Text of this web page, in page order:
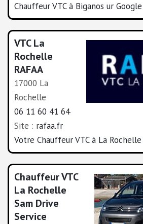
Chauffeur VTC à Biganos ur
VTC La
Rochelle
RAFAA
17000 La
Rochelle
06 11 60 41 64
Site : rafaa.fr
Votre Chauffeur VTC à La
Chauffeur VTC
La Rochelle
Sam Drive
Service